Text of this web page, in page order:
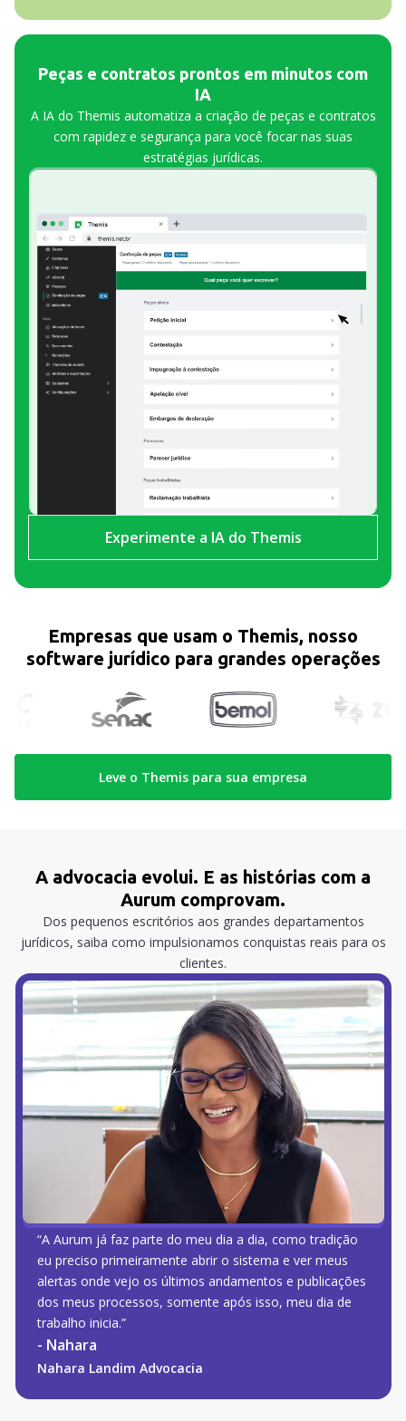
Peças e contratos prontos em minutos com
IA
A IA do Themis automatiza a criação de peças e contratos
com rapidez e segurança para você focar nas suas
estratégias jurídicas.
Experimente a IA do Themis
Empresas que usam o Themis, nosso
software jurídico para grandes operações
Leve o Themis para sua empresa
A advocacia evolui. E as histórias com a
Aurum comprovam.
Dos pequenos escritórios aos grandes departamentos
jurídicos, saiba como impulsionamos conquistas reais para os
clientes.
“A Aurum já faz parte do meu dia a dia, como tradição
eu preciso primeiramente abrir o sistema e ver meus
alertas onde vejo os últimos andamentos e publicações
dos meus processos, somente após isso, meu dia de
trabalho inicia.”
- Nahara
Nahara Landim Advocacia